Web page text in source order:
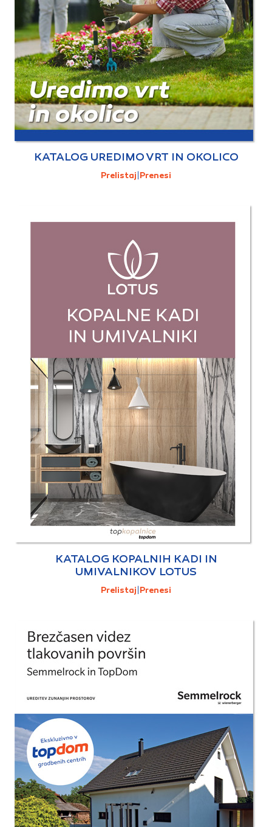
KATALOG UREDIMO VRT IN OKOLICO
Prelistaj Prenesi
KATALOG KOPALNIH KADI IN
UMIVALNIKOV LOTUS
Prelistaj Prenesi